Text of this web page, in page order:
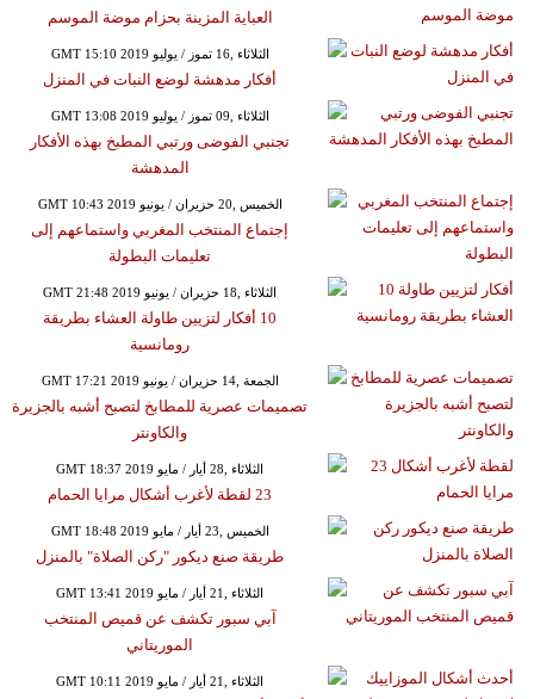
العباية المزينة بحزام موضة الموسم
GMT 15:10 2019 الثلاثاء ,16 تموز / يوليو
أفكار مدهشة لوضع النبات في المنزل
GMT 13:08 2019 الثلاثاء ,09 تموز / يوليو
تجنبي الفوضى ورتبي المطبخ بهذه الأفكار
المدهشة
GMT 10:43 2019 الخميس ,20 حزيران / يونيو
إجتماع المنتخب المغربي واستماعهم إلى
تعليمات البطولة
GMT 21:48 2019 الثلاثاء ,18 حزيران / يونيو
10 أفكار لتزيين طاولة العشاء بطريقة
رومانسية
GMT 17:21 2019 الجمعة ,14 حزيران / يونيو
تصميمات عصرية للمطابخ لتصبح أشبه بالجزيرة
والكاونتر
GMT 18:37 2019 الثلاثاء ,28 أيار / مايو
23 لقطة لأغرب أشكال مرايا الحمام
GMT 18:48 2019 الخميس ,23 أيار / مايو
طريقة صنع ديكور "ركن الصلاة" بالمنزل
GMT 13:41 2019 الثلاثاء ,21 أيار / مايو
آبي سبور تكشف عن قميص المنتخب
الموريتاني
GMT 10:11 2019 الثلاثاء ,21 أيار / مايو